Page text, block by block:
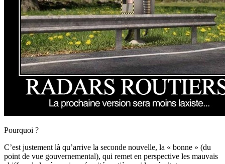
Pourquoi ?
C’est justement là qu’arrive la seconde nouvelle, la « bonne » (du
point de vue gouvernemental), qui remet en perspective les mauvais